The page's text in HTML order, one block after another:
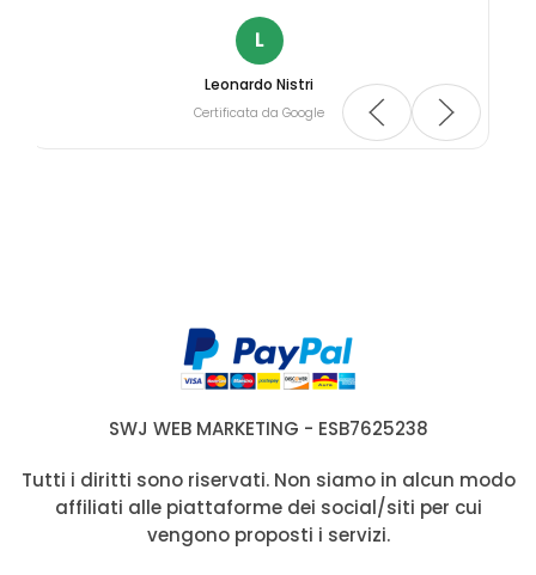
L
Leonardo Nistri
Certificata da Google
SWJ WEB MARKETING - ESB7625238
Tutti i diritti sono riservati. Non siamo in alcun modo
affiliati alle piattaforme dei social/siti per cui
vengono proposti i servizi.